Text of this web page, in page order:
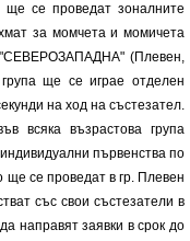
се проведат зоналните
за момчета и момичета
"СЕВЕРОЗАПАДНА" (Плевен,
ще се играе отделен
на ход на състезател.
всяка възрастова група
първенства по
ще се проведат в гр. Плевен
със свои състезатели в
направят заявки в срок до